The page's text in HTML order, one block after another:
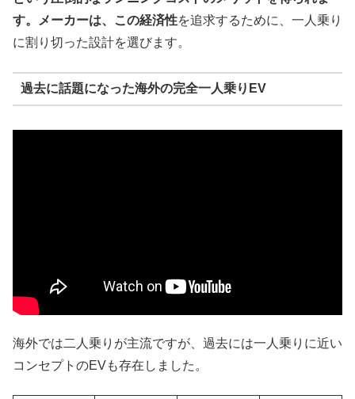
す。メーカーは、この経済性を追求するために、一人乗り
に割り切った設計を選びます。
過去に話題になった海外の完全一人乗りEV
海外では二人乗りが主流ですが、過去には一人乗りに近い
コンセプトのEVも存在しました。